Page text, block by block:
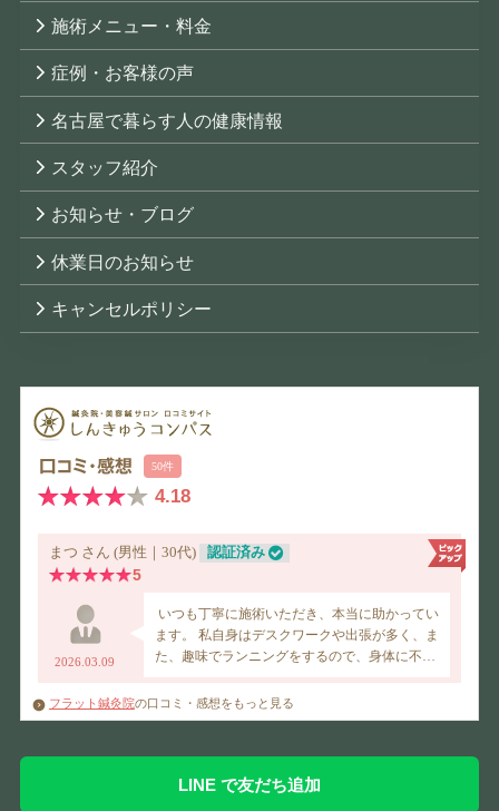
施術メニュー・料金
症例・お客様の声
名古屋で暮らす人の健康情報
スタッフ紹介
お知らせ・ブログ
休業日のお知らせ
キャンセルポリシー
フラット鍼灸院の口コミ・感想をもっと見る
LINE で友だち追加